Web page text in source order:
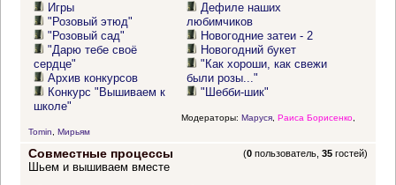
Игры
"Розовый этюд"
"Розовый сад"
"Дарю тебе своё
сердце"
Архив конкурсов
Конкурс "Вышиваем к
школе"
Дефиле наших
любимчиков
Новогодние затеи - 2
Новогодний букет
"Как хороши, как свежи
были розы..."
"Шебби-шик"
Модераторы: Маруся, Раиса Борисенко,
Tomin
Мирьям
Совместные процессы (0 пользователь,35 гостей)
Шьем и вышиваем вместе